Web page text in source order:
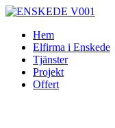
Skip
contentHem
Elfirma i Enskede
Tjänster
Projekt
Offert